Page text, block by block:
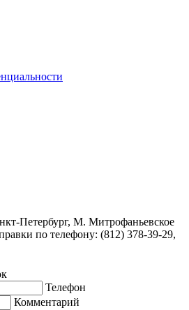
Петербург, М. Митрофаньевское
по телефону: (812) 378-39-29,
Телефон
Комментарий